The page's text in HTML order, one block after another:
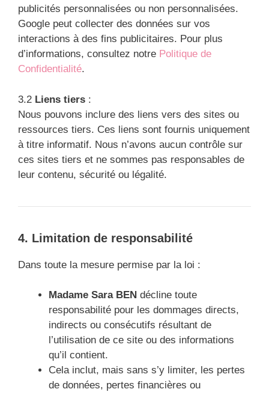
publicités personnalisées ou non personnalisées.
Google peut collecter des données sur vos
interactions à des fins publicitaires. Pour plus
d’informations, consultez notre Politique de
Confidentialité.
3.2 Liens tiers :
Nous pouvons inclure des liens vers des sites ou
ressources tiers. Ces liens sont fournis uniquement
à titre informatif. Nous n’avons aucun contrôle sur
ces sites tiers et ne sommes pas responsables de
leur contenu, sécurité ou légalité.
4. Limitation de responsabilité
Dans toute la mesure permise par la loi :
Madame Sara BEN décline toute
responsabilité pour les dommages directs,
indirects ou consécutifs résultant de
l’utilisation de ce site ou des informations
qu’il contient.
Cela inclut, mais sans s’y limiter, les pertes
de données, pertes financières ou